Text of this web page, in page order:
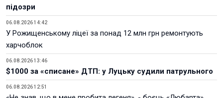
підозри
06.08.2026 14:42
У Рожищенському ліцеї за понад 12 млн грн ремонтують
харчоблок
06.08.2026 13:46
$1000 за «списане» ДТП: у Луцьку судили патрульного
06.08.2026 12:51